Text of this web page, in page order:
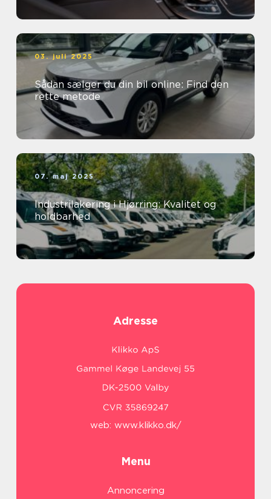
03. juli 2025
Sådan sælger du din bil online: Find den
rette metode
07. maj 2025
Industrilakering i Hjørring: Kvalitet og
holdbarhed
Adresse
web: www.klikko.dk/
Menu
Annoncering